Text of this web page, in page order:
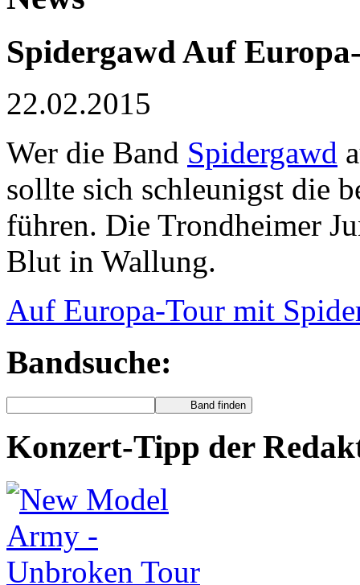
SpidergawdAuf
22.02.2015
Wer die Band Spidergawd
sollte sich schleunigst die
führen. Die Trondheimer
Blut in Wallung.
Auf Europa-Tour mit
Bandsuche:
Konzert-Tipp der